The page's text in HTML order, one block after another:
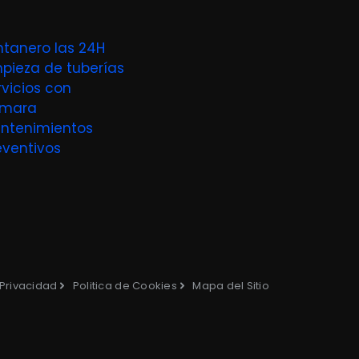
las 24H
de tuberías
con
Politica de Cookies Mapa del Sitio